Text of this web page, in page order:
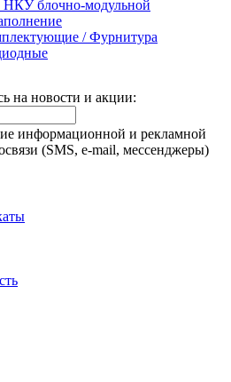
блочно-модульной
/ Фурнитура
на новости и акции:
информационной и рекламной
(SMS, e-mail, мессенджеры)